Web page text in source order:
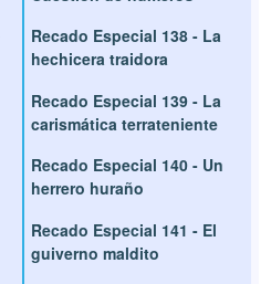
Recado Especial 138 - La
hechicera traidora
Recado Especial 139 - La
carismática terrateniente
Recado Especial 140 - Un
herrero huraño
Recado Especial 141 - El
guiverno maldito